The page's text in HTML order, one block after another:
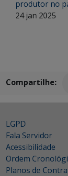
produtor no
24 jan 2025
Compartilhe:
LGPD
Fala Servidor
Acessibilidade
Ordem
Planos de